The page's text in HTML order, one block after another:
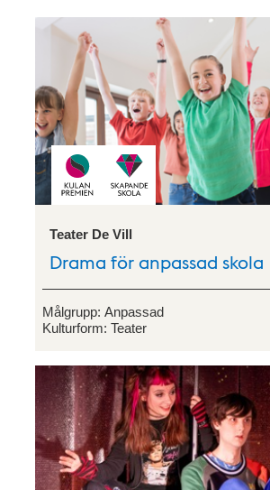
Teater De Vill
Drama för anpassad skola
Målgrupp: Anpassad
Kulturform: Teater